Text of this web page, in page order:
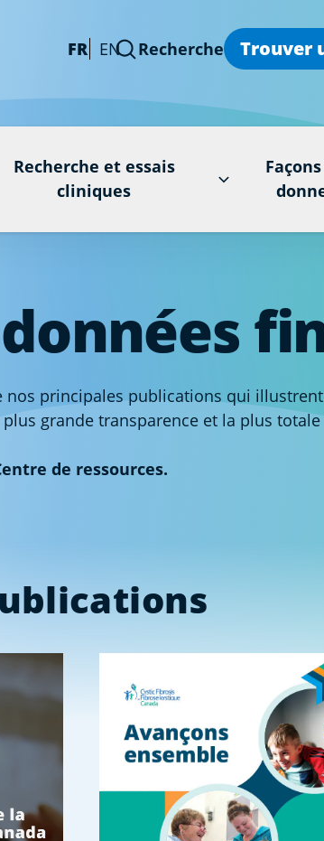
FR EN Recherche Trouver
Recherche et essais
cliniques
principales publications qui
grande transparence et la plus
de ressources.